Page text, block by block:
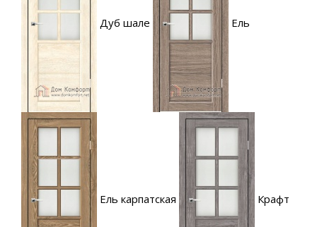
Дуб шале Ель
Ель карпатская Крафт